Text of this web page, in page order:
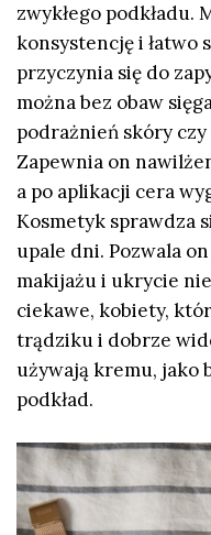
zwykłego podkładu.
konsystencję i łatwo
przyczynia się do
można bez obaw
podrażnień skóry
Zapewnia on
a po aplikacji cera
Kosmetyk sprawdza
upale dni. Pozwala
makijażu i ukrycie
ciekawe, kobiety,
trądziku i dobrze
używają kremu, jako
podkład.